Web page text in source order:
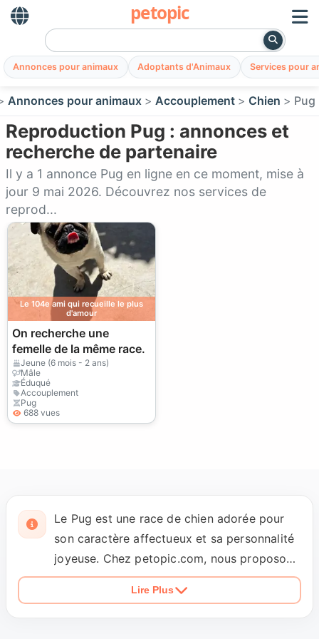
petopic
Annonces pour animaux Adoptants d'Animaux Services pour
Annonces pour animaux Accouplement Chien Pug
Reproduction Pug : annonces et
recherche de partenaire
Il y a 1 annonce Pug en ligne en ce moment, mise à
jour 9 mai 2026. Découvrez nos services de
reprod...
Le 104e ami qui recueille le plus
d'amour
On recherche une
femelle de la même race.
Jeune (6 mois - 2 ans)
Mâle
Éduqué
Accouplement
Pug
688 vues
Le Pug est une race de chien adorée pour
son caractère affectueux et sa personnalité
joyeuse. Chez petopic.com, nous proposons
des services de reproduction professionnels
pour les Pugs, garantissant des chiots sains
Lire Plus